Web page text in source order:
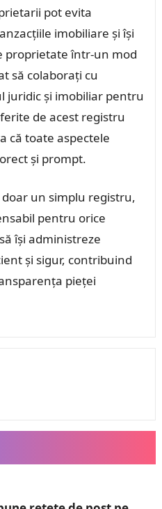
pot evita
imobiliare și își
proprietate într-un mod
să colaborați cu
juridic și imobiliar pentru
de acest registru
că toate aspectele
și prompt.
un simplu registru,
pentru orice
își administreze
și sigur, contribuind
pieței